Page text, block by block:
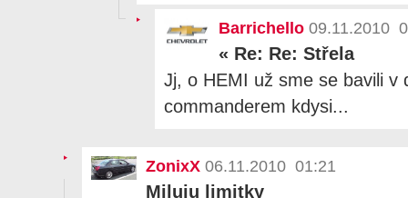
Barrichello 09.11.2010
« Re: Re: Střela
Jj, o HEMI už sme se bavili v
commanderem kdysi...
ZonixX 06.11.2010 01:21
Miluju limitky